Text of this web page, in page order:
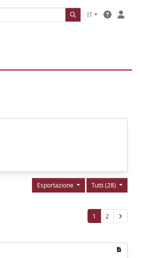
IT
Tutti (28)
Esportazione
1 2